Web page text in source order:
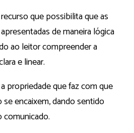
que possibilita que as
de maneira lógica
ao leitor compreender a
e linear.
propriedade que faz com que
encaixem, dando sentido